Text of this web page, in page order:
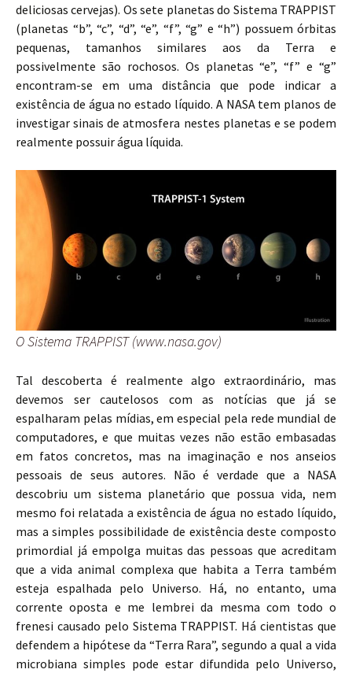
deliciosas cervejas). Os sete planetas do Sistema TRAPPIST
(planetas “b”, “c”, “d”, “e”, “f”, “g” e “h”) possuem órbitas
pequenas, tamanhos similares aos da Terra e
possivelmente são rochosos. Os planetas “e”, “f” e “g”
encontram-se em uma distância que pode indicar a
existência de água no estado líquido. A NASA tem planos de
investigar sinais de atmosfera nestes planetas e se podem
realmente possuir água líquida.
O Sistema TRAPPIST (www.nasa.gov)
Tal descoberta é realmente algo extraordinário, mas
devemos ser cautelosos com as notícias que já se
espalharam pelas mídias, em especial pela rede mundial de
computadores, e que muitas vezes não estão embasadas
em fatos concretos, mas na imaginação e nos anseios
pessoais de seus autores. Não é verdade que a NASA
descobriu um sistema planetário que possua vida, nem
mesmo foi relatada a existência de água no estado líquido,
mas a simples possibilidade de existência deste composto
primordial já empolga muitas das pessoas que acreditam
que a vida animal complexa que habita a Terra também
esteja espalhada pelo Universo. Há, no entanto, uma
corrente oposta e me lembrei da mesma com todo o
frenesi causado pelo Sistema TRAPPIST. Há cientistas que
defendem a hipótese da “Terra Rara”, segundo a qual a vida
microbiana simples pode estar difundida pelo Universo,